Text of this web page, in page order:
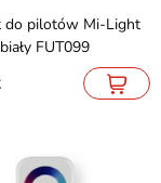
biały FUT099